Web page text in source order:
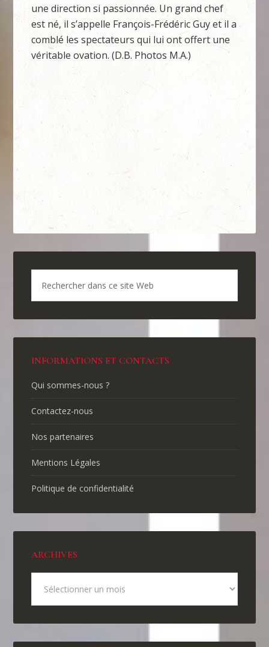
une direction si passionnée. Un grand chef
est né, il s’appelle François-Frédéric Guy et il a
comblé les spectateurs qui lui ont offert une
véritable ovation. (D.B. Photos M.A.)
INFORMATIONS ET CONTACTS
Qui sommes-nous ?
Contactez-nous
Nos partenaires
Mentions Légales
Politique de confidentialité
ARCHIVES